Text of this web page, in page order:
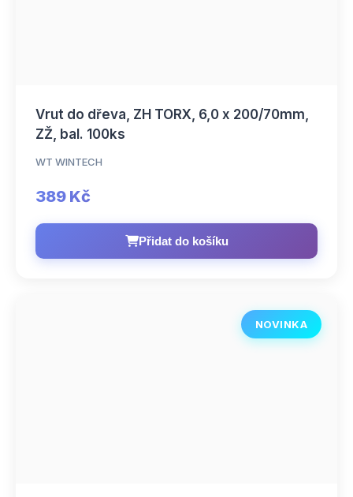
Vrut do dřeva, ZH TORX, 6,0 x 200/70mm,
ZŽ, bal. 100ks
WT WINTECH
389 Kč
Přidat do košíku
NOVINKA